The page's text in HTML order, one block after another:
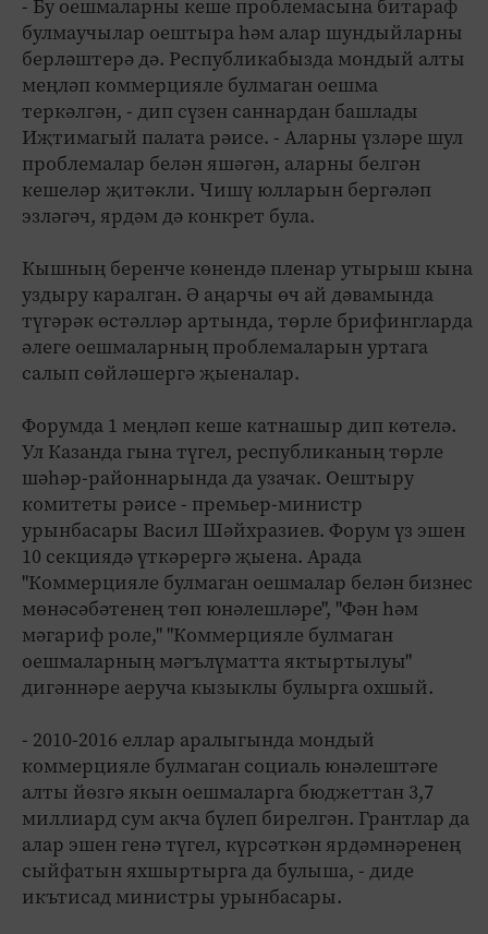
- Бу оешмаларны кеше проблемасына битараф
булмаучылар оештыра һәм алар шундыйларны
берләштерә дә. Республикабызда мондый алты
меңләп коммерцияле булмаган оешма
теркәлгән, - дип сүзен саннардан башлады
Иҗтимагый палата рәисе. - Аларны үзләре шул
проблемалар белән яшәгән, аларны белгән
кешеләр җитәкли. Чишү юлларын бергәләп
эзләгәч, ярдәм дә конкрет була.
Кышның беренче көнендә пленар утырыш кына
уздыру каралган. Ә аңарчы өч ай дәвамында
түгәрәк өстәлләр артында, төрле брифингларда
әлеге оешмаларның проблемаларын уртага
салып сөйләшергә җыеналар.
Форумда 1 меңләп кеше катнашыр дип көтелә.
Ул Казанда гына түгел, республиканың төрле
шәһәр-районнарында да узачак. Оештыру
комитеты рәисе - премьер-министр
урынбасары Васил Шәйхразиев. Форум үз эшен
10 секциядә үткәрергә җыена. Арада
"Коммерцияле булмаган оешмалар белән бизнес
мөнәсәбәтенең төп юнәлешләре", "Фән һәм
мәгариф роле," "Коммерцияле булмаган
оешмаларның мәгълүматта яктыртылуы"
дигәннәре аеруча кызыклы булырга охшый.
- 2010-2016 еллар аралыгында мондый
коммерцияле булмаган социаль юнәлештәге
алты йөзгә якын оешмаларга бюджеттан 3,7
миллиард сум акча бүлеп бирелгән. Грантлар да
алар эшен генә түгел, күрсәткән ярдәмнәренең
сыйфатын яхшыртырга да булыша, - диде
икътисад министры урынбасары.